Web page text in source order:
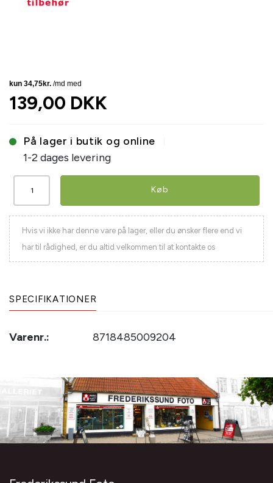
139,00 DKK
På lager i butik og online
1-2 dages levering
Køb
Hvis vi ikke har denne vare på lager, eller du ønsker flere end vi
har til rådighed, er du altid velkommen til at kontakte os
SPECIFIKATIONER
Varenr.: 8718485009204